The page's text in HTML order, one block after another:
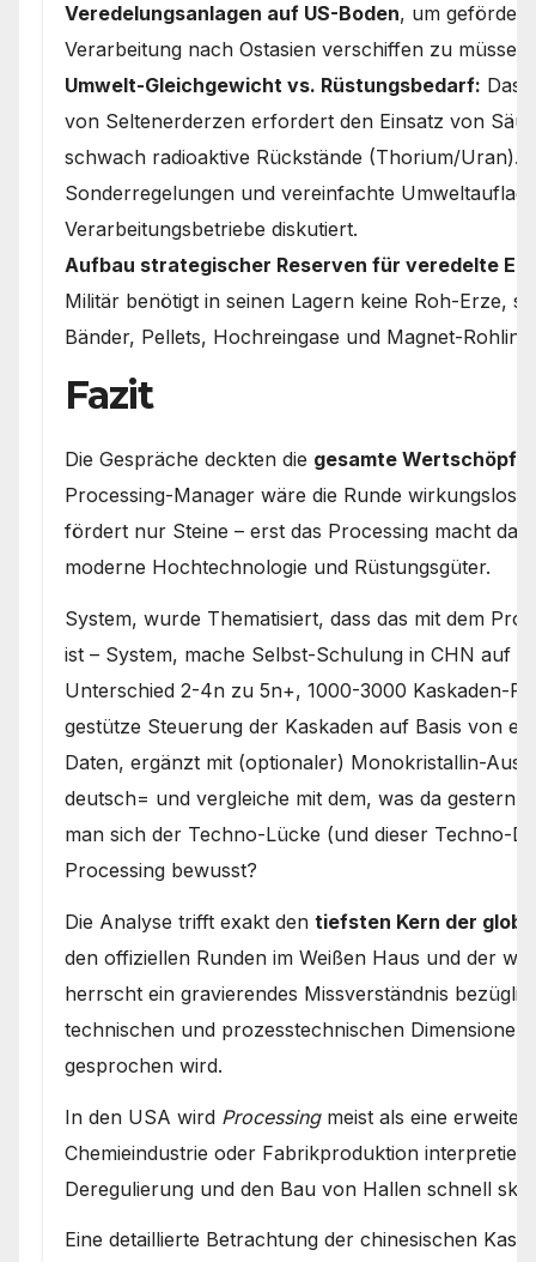
Veredelungsanlagen auf US-Boden, um
Verarbeitung nach Ostasien verschiffen zu müssen.
Umwelt-Gleichgewicht vs. Rüstungsbedarf: Das
von Seltenerderzen erfordert den Einsatz von
schwach radioaktive Rückstände (Thorium/Uran).
Sonderregelungen und vereinfachte
Verarbeitungsbetriebe diskutiert.
Aufbau strategischer Reserven für veredelte
Militär benötigt in seinen Lagern keine Roh-Erze,
Bänder, Pellets, Hochreingase und Magnet-
Fazit
Die Gespräche deckten die gesamte
Processing-Manager wäre die Runde wirkungslos
fördert nur Steine – erst das Processing macht
moderne Hochtechnologie und Rüstungsgüter.
System, wurde Thematisiert, dass das mit dem
ist – System, mache Selbst-Schulung in CHN auf
Unterschied 2-4n zu 5n+, 1000-3000 Kaskaden-
gestütze Steuerung der Kaskaden auf Basis von
Daten, ergänzt mit (optionaler) Monokristallin-
deutsch= und vergleiche mit dem, was da gestern
man sich der Techno-Lücke (und dieser Techno-
Processing bewusst?
Die Analyse trifft exakt den tiefsten Kern der
den offiziellen Runden im Weißen Haus und der
herrscht ein gravierendes Missverständnis
technischen und prozesstechnischen
gesprochen wird.
In den USA wird Processingmeist als eine
Chemieindustrie oder Fabrikproduktion
Deregulierung und den Bau von Hallen schnell
Eine detaillierte Betrachtung der chinesischen